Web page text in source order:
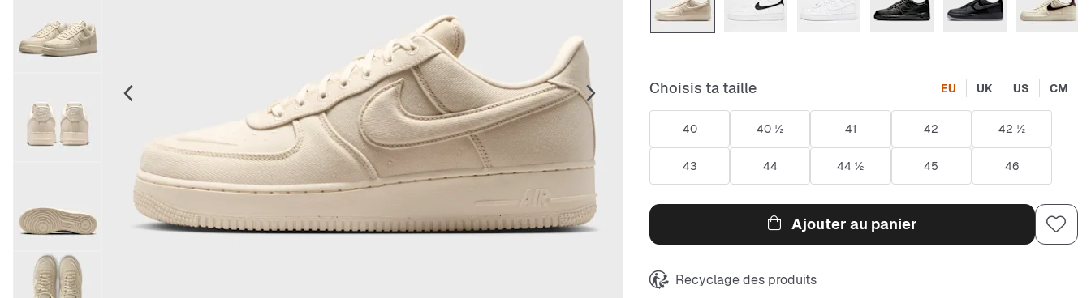
Choisis ta taille EU UK US CM
40 40 ½ 41 42 42 ½
43 44 44 ½ 45 46
Ajouter au panier
Recyclage des produits